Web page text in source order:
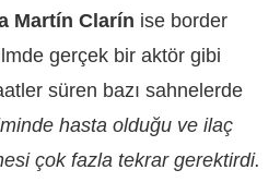
Martín Clarín ise border
gerçek bir aktör gibi
süren bazı sahnelerde
hasta olduğu ve ilaç
çok fazla tekrar gerektirdi.